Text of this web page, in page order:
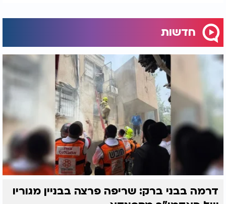
חדשות
דרמה בבני ברק: שריפה פרצה בבניין מגוריו